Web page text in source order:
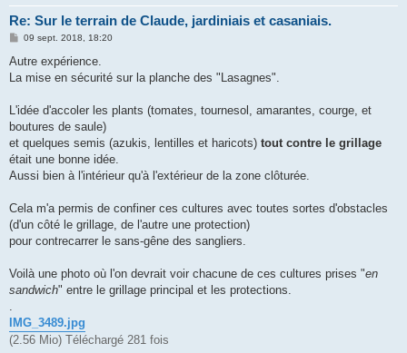
Re: Sur le terrain de Claude, jardiniais et casaniais.
M
s
a
09 sept. 2018, 18:20
Autre expérience.
La mise en sécurité sur la planche des "Lasagnes".
L'idée d'accoler les plants (tomates, tournesol, amarantes, courge, et
boutures de saule)
et quelques semis (azukis, lentilles et haricots) tout contre le grillage
était une bonne idée.
Aussi bien à l'intérieur qu'à l'extérieur de la zone clôturée.
Cela m'a permis de confiner ces cultures avec toutes sortes d'obstacles
(d'un côté le grillage, de l'autre une protection)
pour contrecarrer le sans-gêne des sangliers.
Voilà une photo où l'on devrait voir chacune de ces cultures prises "en
sandwich" entre le grillage principal et les protections.
.
IMG_3489.jpg
(2.56 Mio) Téléchargé 281 fois